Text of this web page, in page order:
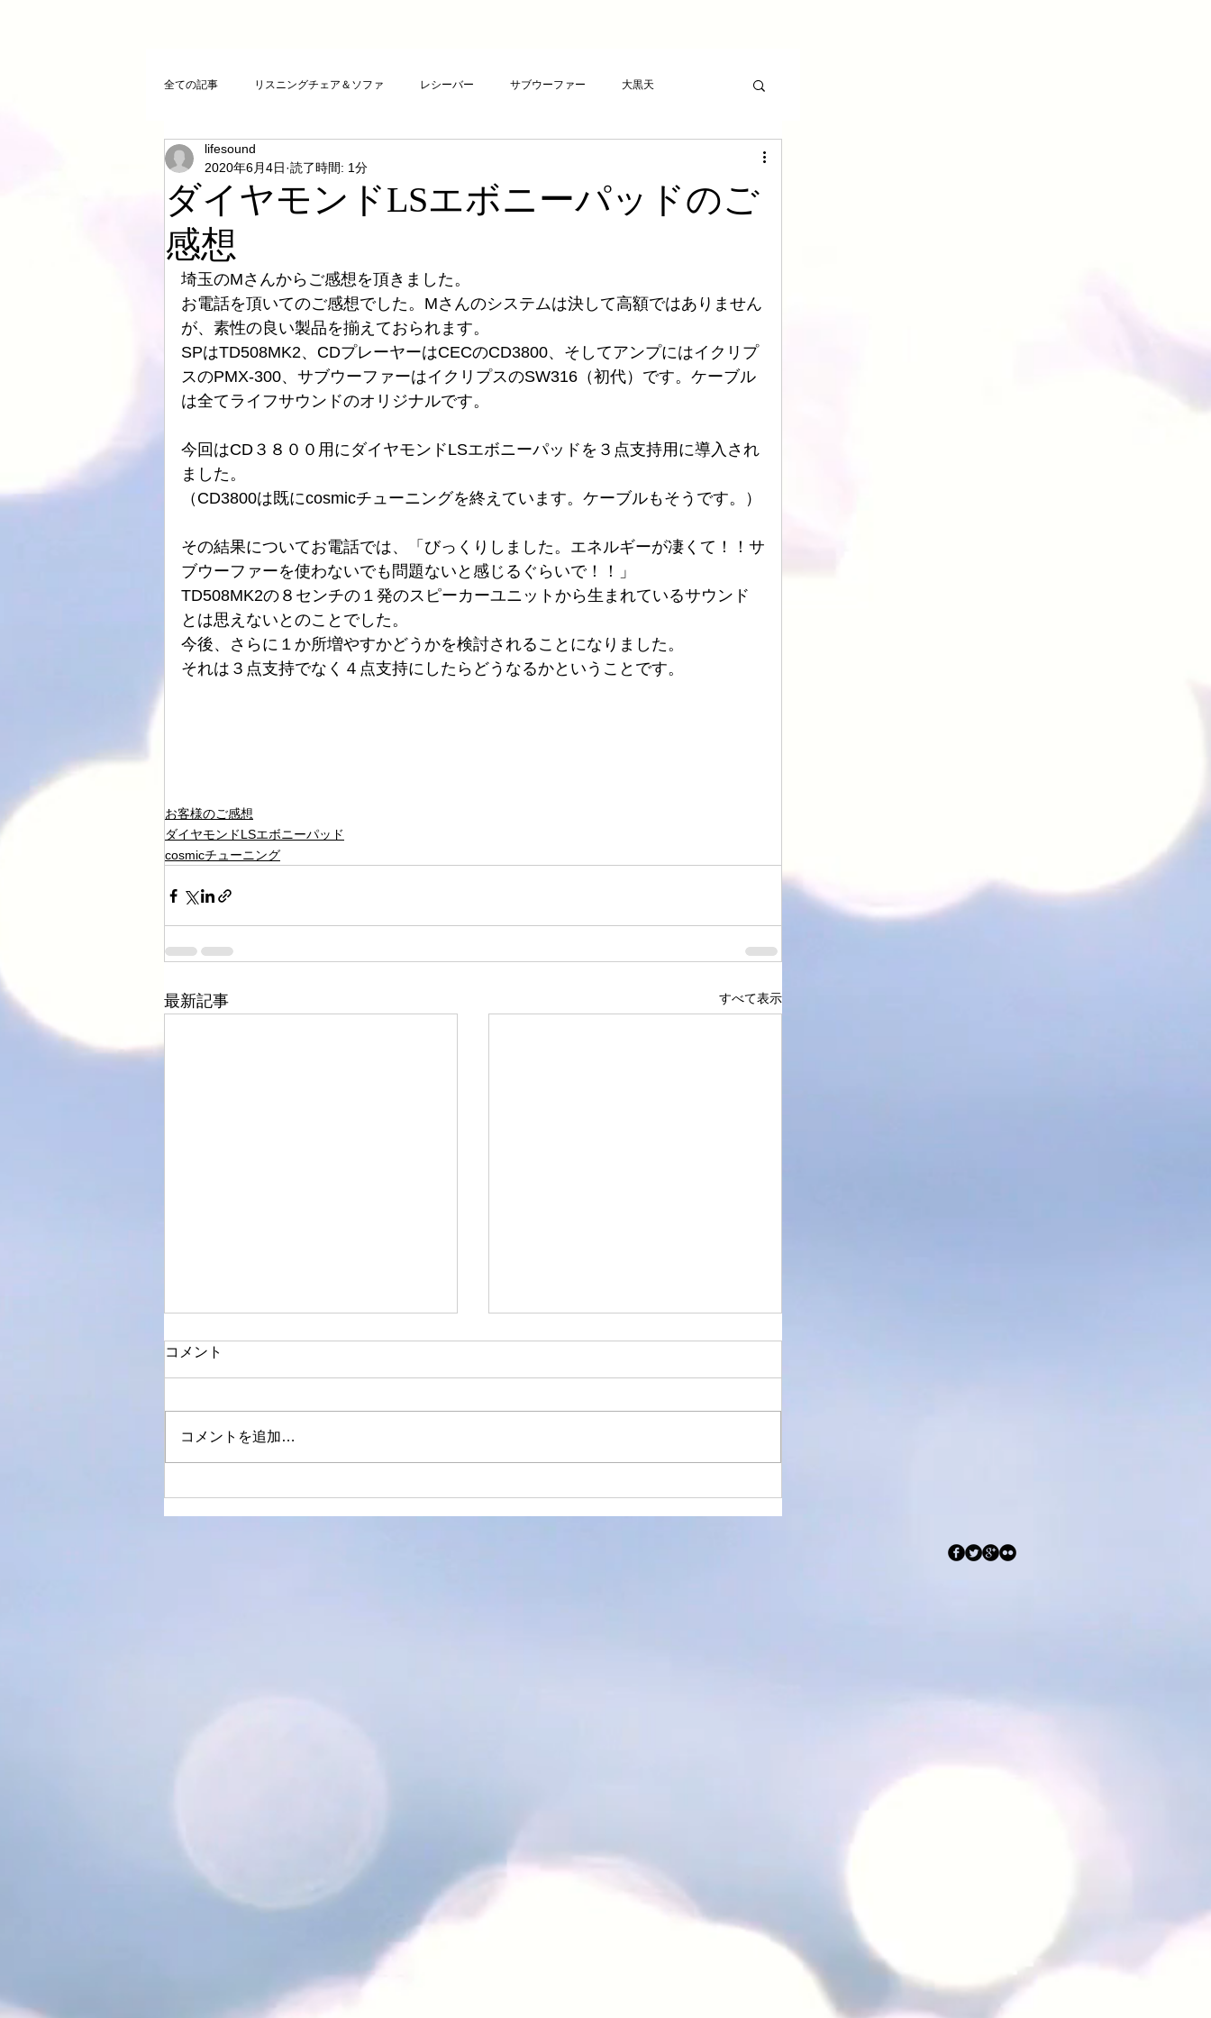
全ての記事 リスニングチェア＆ソファ レシーバー サブウーファー 大黒天
クリスタルチューニング
DAコンバーター
お気に入りCD FAZIOLI 電磁波バスター 新素材チューニング アンプ
cosmicチューニング お客様のご感想 LSエボニーパッド ダイヤモンドLSエボニーパッド
ATOLL ト音 スピーカーケーブル CHORD SIMAUDIO ATOLL DSD
ダイヤモンドLSエボニーパッドのご
感想
lifesound
2020年6月4日 読了時間: 1分
埼玉のMさんからご感想を頂きました。
お電話を頂いてのご感想でした。Mさんのシステムは決して高額ではありません
が、素性の良い製品を揃えておられます。
SPはTD508MK2、CDプレーヤーはCECのCD3800、そしてアンプにはイクリプ
スのPMX-300、サブウーファーはイクリプスのSW316（初代）です。ケーブル
は全てライフサウンドのオリジナルです。
今回はCD３８００用にダイヤモンドLSエボニーパッドを３点支持用に導入され
ました。
（CD3800は既にcosmicチューニングを終えています。ケーブルもそうです。）
その結果についてお電話では、「びっくりしました。エネルギーが凄くて！！サ
ブウーファーを使わないでも問題ないと感じるぐらいで！！」
TD508MK2の８センチの１発のスピーカーユニットから生まれているサウンド
とは思えないとのことでした。
今後、さらに１か所増やすかどうかを検討されることになりました。
それは３点支持でなく４点支持にしたらどうなるかということです。
お客様のご感想
ダイヤモンドLSエボニーパッド
cosmicチューニング
最新記事 すべて表示
お客様のご感想
東久留米にお住いのMさんからご感想
お世話になっております。 Mです。
supernatural tuningですが、チューニ
コメント
コメントを追加…